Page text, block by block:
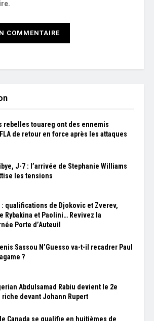
rebelles touareg ont des ennemis
de retour en force après les attaques
J-7 : l’arrivée de Stephanie Williams
les tensions
: qualifications de Djokovic et Zverev,
Rybakina et Paolini… Revivez la
Porte d’Auteuil
Sassou N’Guesso va-t-il recadrer Paul
?
Abdulsamad Rabiu devient le 2e
riche devant Johann Rupert
Canada se qualifie en huitièmes de